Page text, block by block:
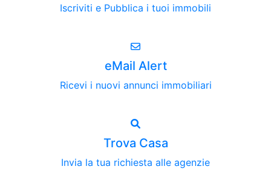
Iscriviti e Pubblica i tuoi immobili
eMail Alert
Ricevi i nuovi annunci immobiliari
Trova Casa
Invia la tua richiesta alle agenzie